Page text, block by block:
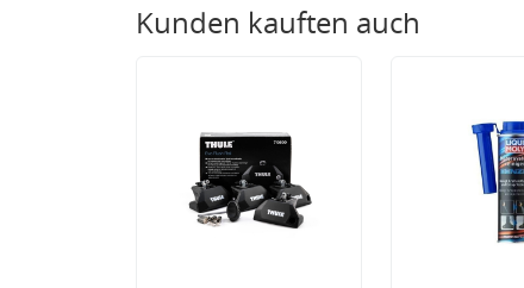
Kunden kauften auch